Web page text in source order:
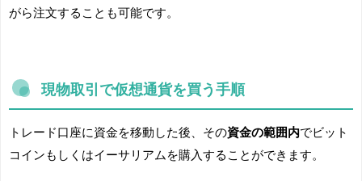
がら注文することも可能です。
現物取引で仮想通貨を買う手順
トレード口座に資金を移動した後、その資金の範囲内でビット
コインもしくはイーサリアムを購入することができます。